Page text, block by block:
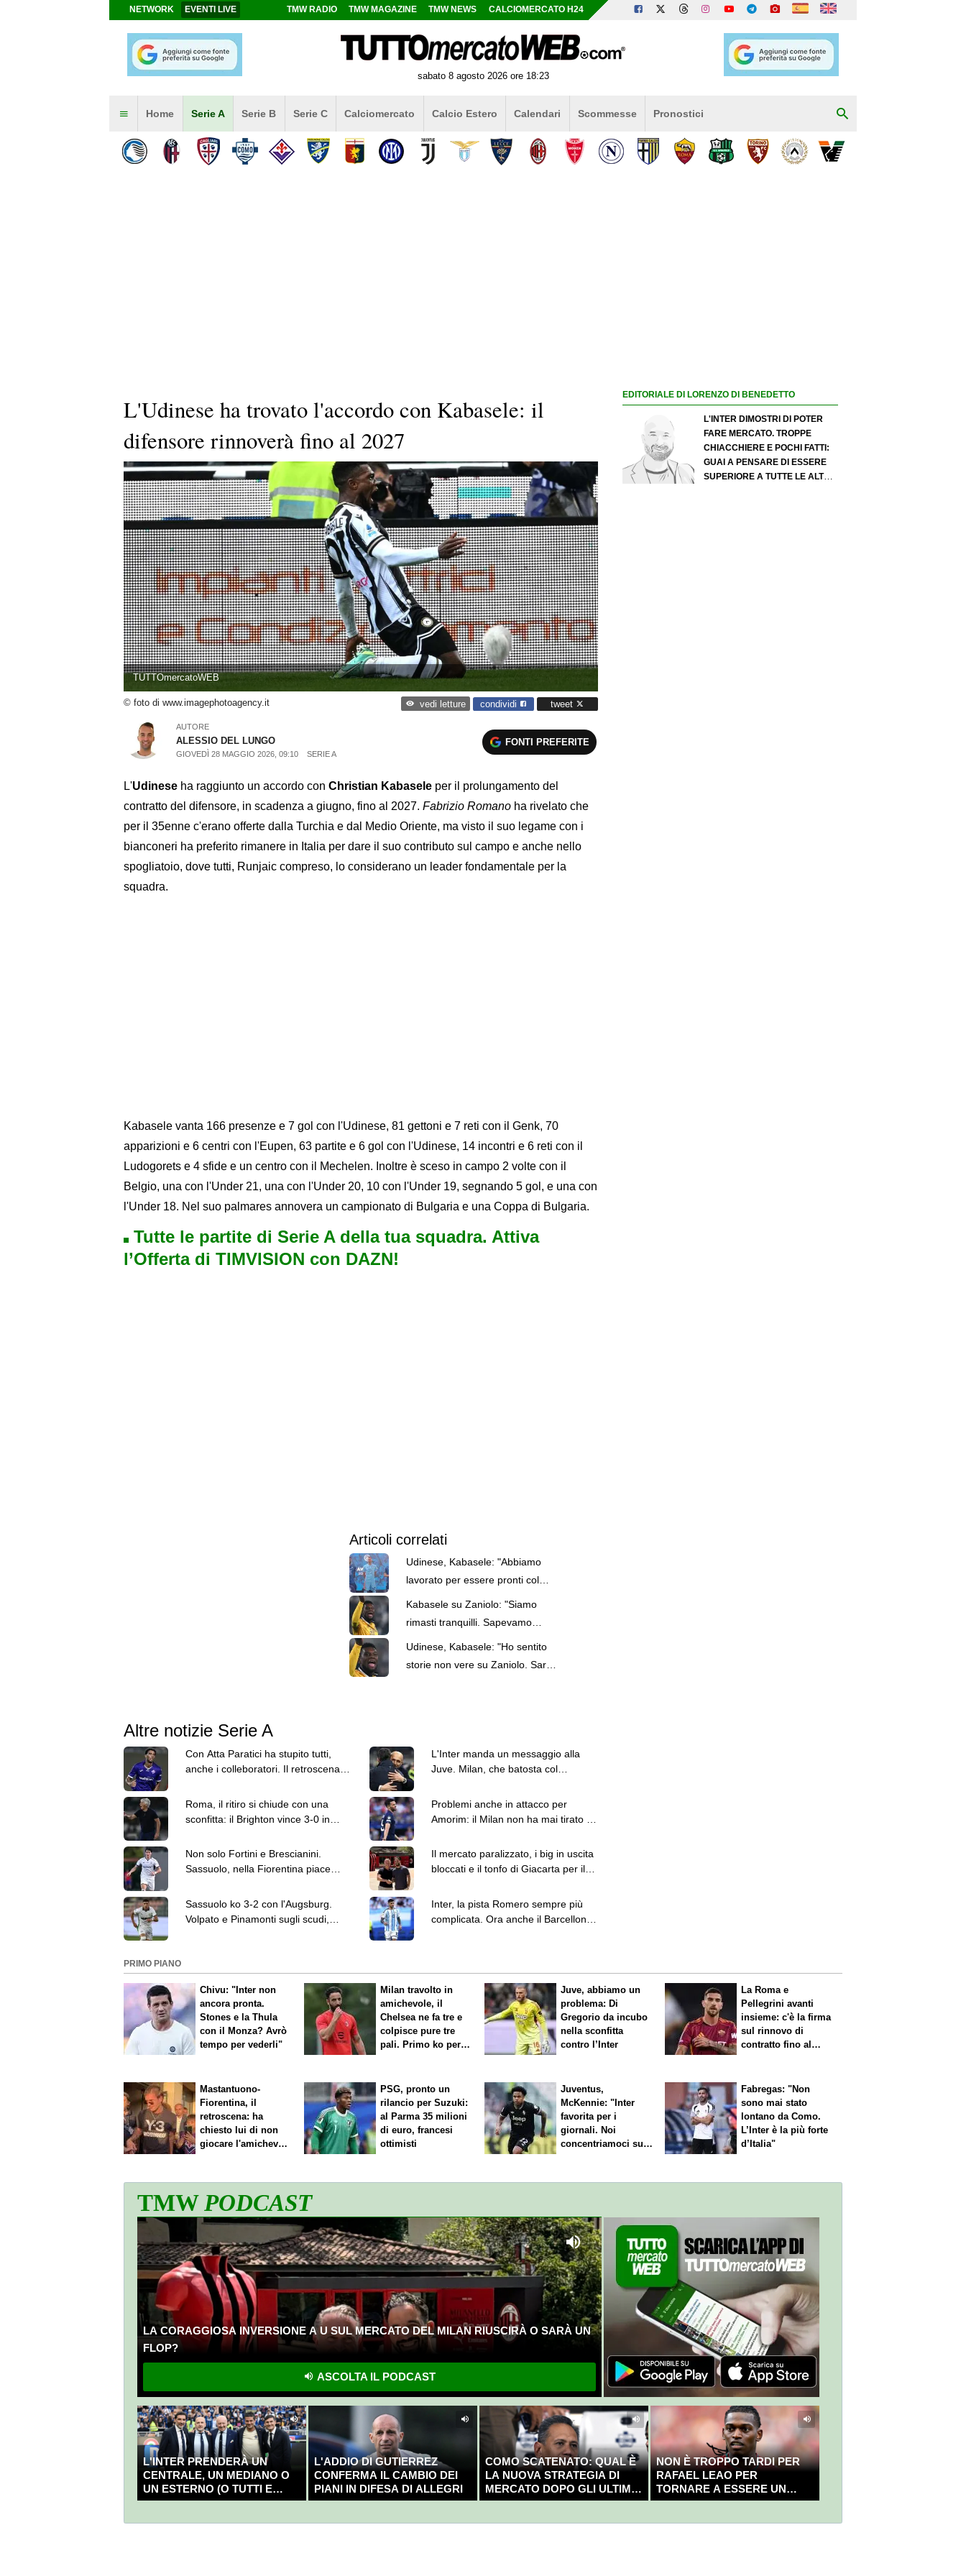
NETWORK EVENTI LIVE TMW RADIO TMW MAGAZINE TMW NEWS CALCIOMERCATO H24
sabato 8 agosto 2026 ore 18:23
Home Serie A Serie B Serie C Calciomercato Calcio Estero Calendari Scommesse Pronostici
L'Udinese ha trovato l'accordo con Kabasele: il
difensore rinnoverà fino al 2027
TUTTOmercatoWEB
© foto di www.imagephotoagency.it vedi letture condividi tweet
AUTORE
ALESSIO DEL LUNGO
GIOVEDÌ 28 MAGGIO 2026, 09:10 SERIE A
FONTI PREFERITE
L'Udinese ha raggiunto un accordo con Christian Kabasele per il prolungamento del
contratto del difensore, in scadenza a giugno, fino al 2027. Fabrizio Romano ha rivelato che
per il 35enne c'erano offerte dalla Turchia e dal Medio Oriente, ma visto il suo legame con i
bianconeri ha preferito rimanere in Italia per dare il suo contributo sul campo e anche nello
spogliatoio, dove tutti, Runjaic compreso, lo considerano un leader fondamentale per la
squadra.
Kabasele vanta 166 presenze e 7 gol con l'Udinese, 81 gettoni e 7 reti con il Genk, 70
apparizioni e 6 centri con l'Eupen, 63 partite e 6 gol con l'Udinese, 14 incontri e 6 reti con il
Ludogorets e 4 sfide e un centro con il Mechelen. Inoltre è sceso in campo 2 volte con il
Belgio, una con l'Under 21, una con l'Under 20, 10 con l'Under 19, segnando 5 gol, e una con
l'Under 18. Nel suo palmares annovera un campionato di Bulgaria e una Coppa di Bulgaria.
Tutte le partite di Serie A della tua squadra. Attiva
l’Offerta di TIMVISION con DAZN!
Articoli correlati
Udinese, Kabasele: "Abbiamo
lavorato per essere pronti col
Padova. C'è ancora tempo"
Kabasele su Zaniolo: "Siamo
rimasti tranquilli. Sapevamo
Udinese, Kabasele: "Ho sentito
storie non vere su Zaniolo. Sarà
Altre notizie Serie A
Con Atta Paratici ha stupito tutti,
anche i colleboratori. Il retroscena:
L'Inter manda un messaggio alla
Juve. Milan, che batosta col
Roma, il ritiro si chiude con una
sconfitta: il Brighton vince 3-0 in
Problemi anche in attacco per
Amorim: il Milan non ha mai tirato in
Non solo Fortini e Brescianini.
Sassuolo, nella Fiorentina piace
Il mercato paralizzato, i big in uscita
bloccati e il tonfo di Giacarta per il
Sassuolo ko 3-2 con l'Augsburg.
Volpato e Pinamonti sugli scudi,
Inter, la pista Romero sempre più
complicata. Ora anche il Barcellona
EDITORIALE DI LORENZO DI BENEDETTO
L'INTER DIMOSTRI DI POTER
FARE MERCATO. TROPPE
CHIACCHIERE E POCHI FATTI:
GUAI A PENSARE DI ESSERE
SUPERIORE A TUTTE LE ALTRE
PRIMO PIANO
Chivu: "Inter non
ancora pronta.
Stones e la Thula
con il Monza? Avrò
tempo per vederli"
Milan travolto in
amichevole, il
Chelsea ne fa tre e
colpisce pure tre
pali. Primo ko per
Juve, abbiamo un
problema: Di
Gregorio da incubo
nella sconfitta
contro l’Inter
La Roma e
Pellegrini avanti
insieme: c'è la firma
sul rinnovo di
contratto fino al
Mastantuono-
Fiorentina, il
retroscena: ha
chiesto lui di non
giocare l'amichevole
PSG, pronto un
rilancio per Suzuki:
al Parma 35 milioni
di euro, francesi
ottimisti
Juventus,
McKennie: "Inter
favorita per i
giornali. Noi
concentriamoci sul
Fabregas: "Non
sono mai stato
lontano da Como.
L’Inter è la più forte
d’Italia"
TMWPODCAST
LA CORAGGIOSA INVERSIONE A U SUL MERCATO DEL MILAN RIUSCIRÀ O SARÀ UN
FLOP?
ASCOLTA IL PODCAST
L'INTER PRENDERÀ UN
CENTRALE, UN MEDIANO O
UN ESTERNO (O TUTTI E
TRE?)
L'ADDIO DI GUTIERREZ
CONFERMA IL CAMBIO DEI
PIANI IN DIFESA DI ALLEGRI
COMO SCATENATO: QUAL È
LA NUOVA STRATEGIA DI
MERCATO DOPO GLI ULTIMI
COLPI?
NON È TROPPO TARDI PER
RAFAEL LEAO PER
TORNARE A ESSERE UN
CAMPIONE